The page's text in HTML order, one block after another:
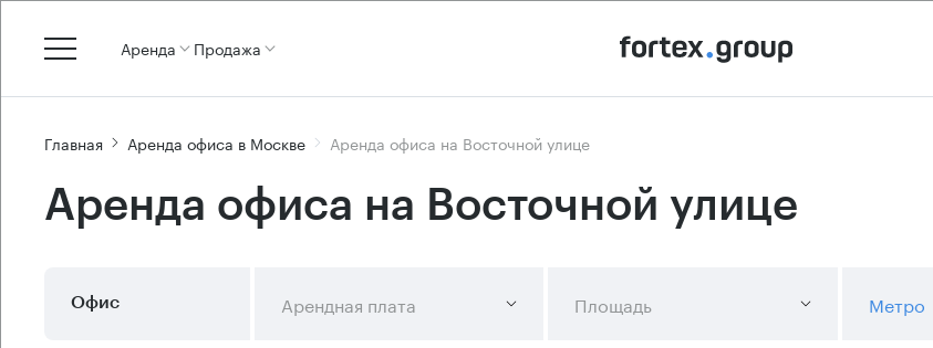
Аренда Продажа
Главная Аренда офиса в Москве Аренда офиса на Восточной улице
Аренда офиса на Восточной улице
Офис Арендная плата Площадь Метро